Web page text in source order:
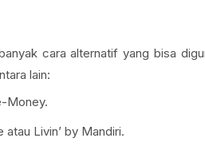
cara alternatif yang bisa
lain:
Money.
Livin’ by Mandiri.